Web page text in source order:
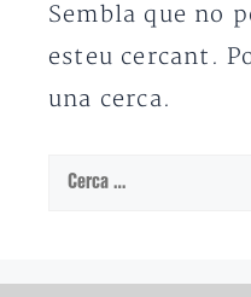
Sembla que no
esteu cercant.
una cerca.
Cerca: